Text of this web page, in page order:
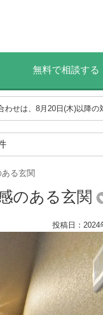
無料で相談する
わせは、8月20日(木)以降の
る玄関
のある玄関
投稿日：2024